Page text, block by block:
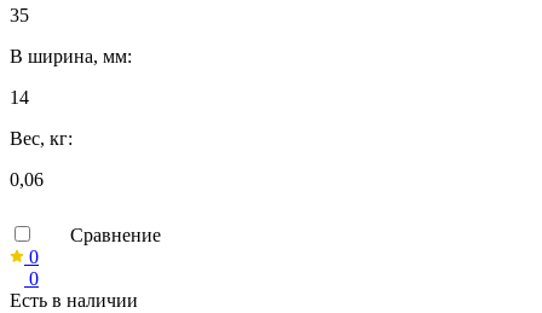
35
B ширина, мм:
14
Вес, кг:
0,06
Сравнение
0
0
Есть в наличии